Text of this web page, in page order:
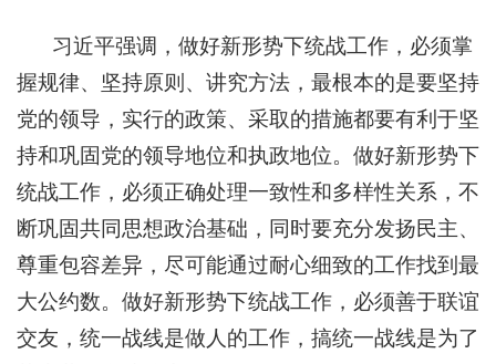
习近平强调，做好新形势下统战工作，必须掌
握规律、坚持原则、讲究方法，最根本的是要坚持
党的领导，实行的政策、采取的措施都要有利于坚
持和巩固党的领导地位和执政地位。做好新形势下
统战工作，必须正确处理一致性和多样性关系，不
断巩固共同思想政治基础，同时要充分发扬民主、
尊重包容差异，尽可能通过耐心细致的工作找到最
大公约数。做好新形势下统战工作，必须善于联谊
交友，统一战线是做人的工作，搞统一战线是为了